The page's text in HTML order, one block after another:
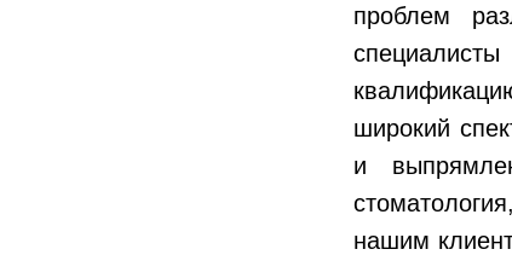
проблем
широкий
и
нашим